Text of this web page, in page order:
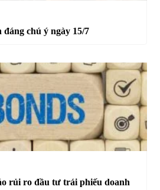
chú ý ngày 15/7
rủi ro đầu tư trái phiếu doanh